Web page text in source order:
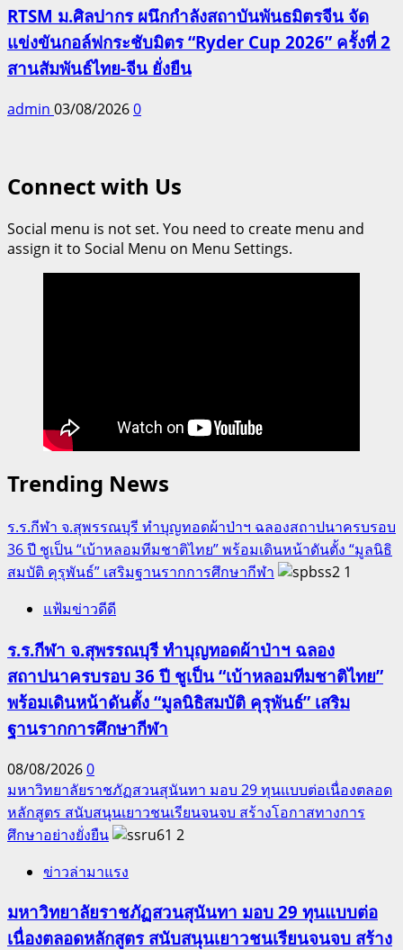
RTSM ม.ศิลปากร ผนึกกำลังสถาบันพันธมิตรจีน จัด
แข่งขันกอล์ฟกระชับมิตร “Ryder Cup 2026” ครั้งที่ 2
สานสัมพันธ์ไทย-จีน ยั่งยืน
admin 03/08/20260
Connect with Us
Social menu is not set. You need to create menu and
assign it to Social Menu on Menu Settings.
Trending News
ร.ร.กีฬา จ.สุพรรณบุรี ทำบุญทอดผ้าป่าฯ ฉลองสถาปนาครบรอบ
36 ปี ชูเป็น “เบ้าหลอมทีมชาติไทย” พร้อมเดินหน้าดันตั้ง “มูลนิธิ
สมบัติ คุรุพันธ์” เสริมฐานรากการศึกษากีฬา
1
แฟ้มข่าวดีดี
ร.ร.กีฬา จ.สุพรรณบุรี ทำบุญทอดผ้าป่าฯ ฉลอง
สถาปนาครบรอบ 36 ปี ชูเป็น “เบ้าหลอมทีมชาติไทย”
พร้อมเดินหน้าดันตั้ง “มูลนิธิสมบัติ คุรุพันธ์” เสริม
ฐานรากการศึกษากีฬา
08/08/20260
มหาวิทยาลัยราชภัฏสวนสุนันทา มอบ 29 ทุนแบบต่อเนื่องตลอด
หลักสูตร สนับสนุนเยาวชนเรียนจนจบ สร้างโอกาสทางการ
ศึกษาอย่างยั่งยืน
2
ข่าวล่ามาแรง
มหาวิทยาลัยราชภัฏสวนสุนันทา มอบ 29 ทุนแบบต่อ
เนื่องตลอดหลักสูตร สนับสนุนเยาวชนเรียนจนจบ สร้าง